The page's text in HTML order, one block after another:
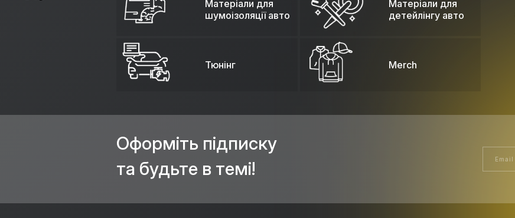
Матеріали для
шумоізоляції авто
Матеріали для
детейлінгу авто
Тюнінг Merch
Оформіть підписку
та будьте в темі!